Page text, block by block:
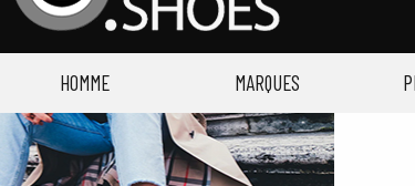
HOMME MARQUES